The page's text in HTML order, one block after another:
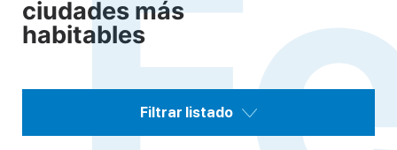
ciudades más
habitables
Filtrar listado